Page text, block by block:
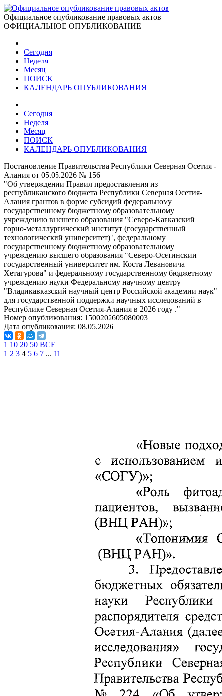
Официальное опубликование правовых актов
ОФИЦИАЛЬНОЕ ОПУБЛИКОВАНИЕ
Сегодня
Неделя
Месяц
ПОИСК
КАЛЕНДАРЬ ОПУБЛИКОВАНИЯ
Сегодня
Неделя
Месяц
ПОИСК
КАЛЕНДАРЬ ОПУБЛИКОВАНИЯ
Постановление Правительства Республики Северная Осетия -
Алания от 05.05.2026 № 156
"Об утверждении Правил предоставления из
республиканского бюджета Республики Северная Осетия-
Алания грантов в форме субсидий федеральному
государственному бюджетному образовательному
учреждению высшего образования "Северо-Кавказский
горно-металлургический институт (государственный
технологический университет)", федеральному
государственному бюджетному образовательному
учреждению высшего образования "Северо-Осетинский
государственный университет им. Коста Левановича
Хетагурова" и федеральному государственному бюджетному
учреждению науки Федеральному научному центру
"Владикавказский научный центр Российской академии наук"
для государственной поддержки научных исследований в
Республике Северная Осетия-Алания в 2026 году ."
Номер опубликования: 1500202605080003
Дата опубликования: 08.05.2026
1 10 20 50 ВСЕ
1 2 3 4 5 6 7 ... 11